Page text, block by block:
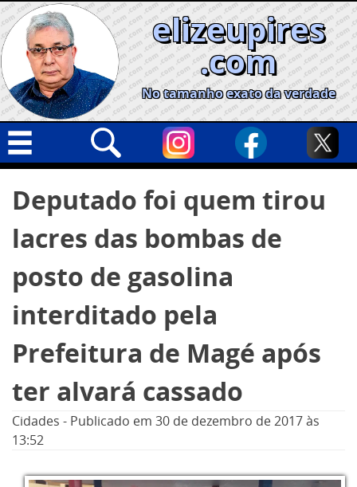
Skip
to
content
elizeupires
.com
No tamanho exato da verdade
Geral
Cidades
Nacional
Opinião
Informe especial
por:
Deputado foi quem tirou
lacres das bombas de
posto de gasolina
interditado pela
Prefeitura de Magé após
ter alvará cassado
Cidades - Publicado em 30 de dezembro de 2017às
13:52